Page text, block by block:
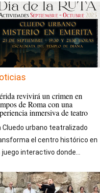
revivirá un crimen en
de Roma con una
inmersiva de teatro
Cluedo urbano teatralizado
el centro histórico en
juego interactivo donde...